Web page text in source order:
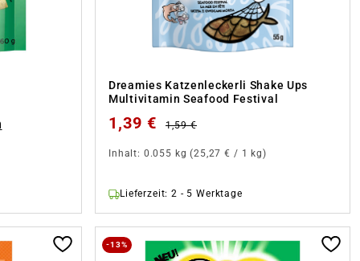
Dreamies Katzenleckerli Shake Ups
Multivitamin Seafood Festival
1,39 € 1,59 €
Inhalt: 0.055 kg(25,27 € / 1 kg)
Lieferzeit: 2 - 5 Werktage
-13%